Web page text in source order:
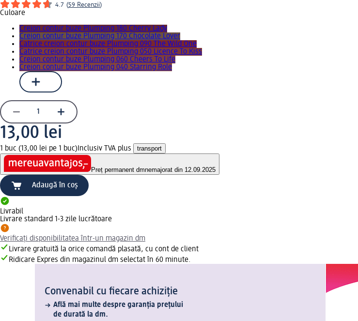
4.7 (59 Recenzii)
Culoare
Creion contur buze Plumping 180 Cherry Lady
Creion contur buze Plumping 170 Chocolate Lover
Catrice creion contur buze Plumping 090 The Wild One
Catrice creion contur buze Plumping 050 Licence To Kiss
Creion contur buze Plumping 060 Cheers To Life
Creion contur buze Plumping 040 Starring Role
13,00 lei
1 buc (13,00 lei pe 1 buc) Inclusiv TVA plus transport
Preț permanent dmnemajorat din 12.09.2025
Adaugă în coș
Livrabil
Livrare standard 1-3 zile lucrătoare
Verificați disponibilitatea într-un magazin dm
Livrare gratuită la orice comandă plasată, cu cont de client
Ridicare Expres din magazinul dm selectat în 60 minute.
Convenabil cu fiecare achiziție
Află mai multe despre garanția prețului
de durată la dm.